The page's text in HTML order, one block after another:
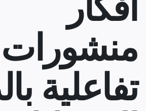
منشورات
تفاعلية